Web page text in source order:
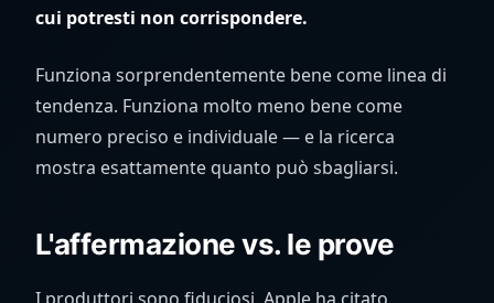
cui potresti non corrispondere.
Funziona sorprendentemente bene come linea di
tendenza. Funziona molto meno bene come
numero preciso e individuale — e la ricerca
mostra esattamente quanto può sbagliarsi.
L'affermazione vs. le prove